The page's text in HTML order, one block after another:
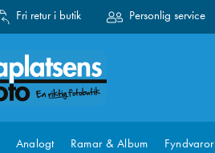
Fri retur i butik Personlig service
Analogt Ramar & Album Fyndvaror